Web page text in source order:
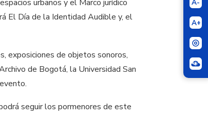
A-
A+
urbanos y el Marco jurídico
El Día de la Identidad Audible y, el
exposiciones de objetos sonoros,
de Bogotá, la Universidad San
seguir los pormenores de este